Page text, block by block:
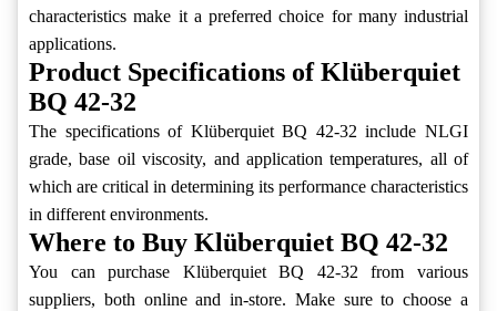
characteristics make it a preferred choice for many industrial
applications.
Product Specifications of Klüberquiet
BQ 42-32
The specifications of Klüberquiet BQ 42-32 include NLGI
grade, base oil viscosity, and application temperatures, all of
which are critical in determining its performance characteristics
in different environments.
Where to Buy Klüberquiet BQ 42-32
You can purchase Klüberquiet BQ 42-32 from various
suppliers, both online and in-store. Make sure to choose a